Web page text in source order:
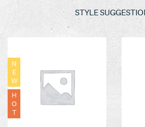
STYLE
N
E
W
H
O
T